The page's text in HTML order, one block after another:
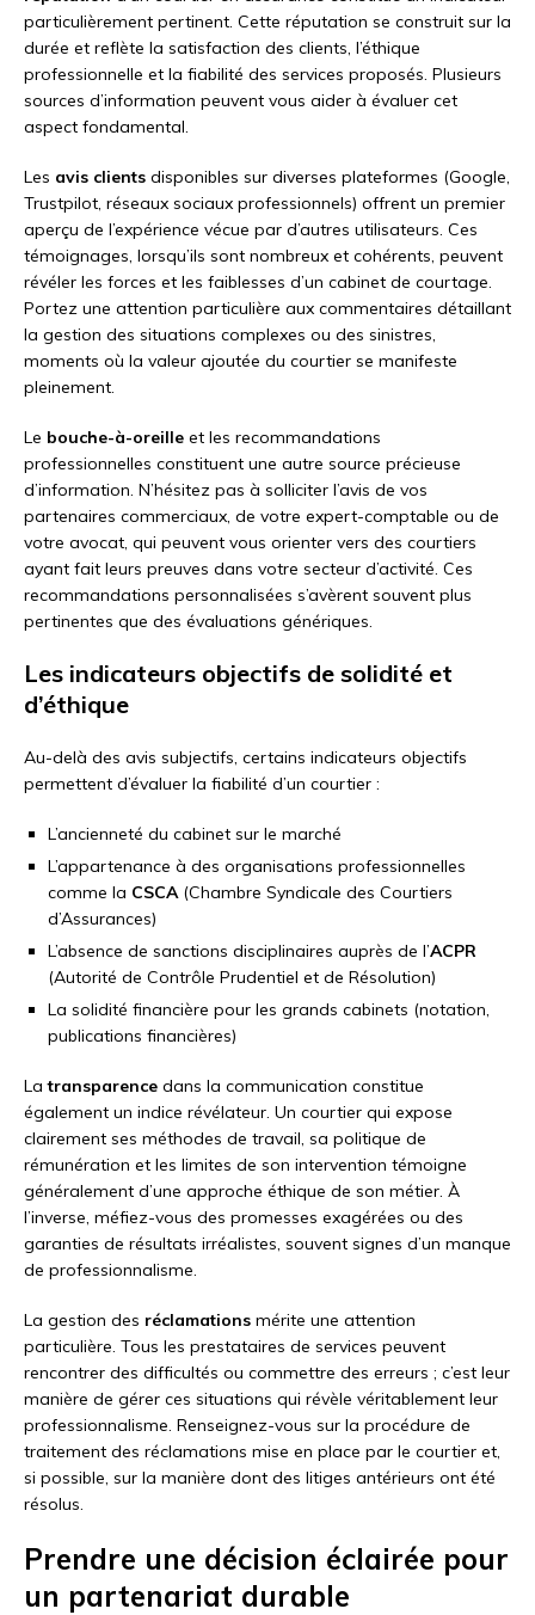
particulièrement pertinent. Cette réputation se construit sur la
durée et reflète la satisfaction des clients, l’éthique
professionnelle et la fiabilité des services proposés. Plusieurs
sources d’information peuvent vous aider à évaluer cet
aspect fondamental.
Les avis clients disponibles sur diverses plateformes (Google,
Trustpilot, réseaux sociaux professionnels) offrent un premier
aperçu de l’expérience vécue par d’autres utilisateurs. Ces
témoignages, lorsqu’ils sont nombreux et cohérents, peuvent
révéler les forces et les faiblesses d’un cabinet de courtage.
Portez une attention particulière aux commentaires détaillant
la gestion des situations complexes ou des sinistres,
moments où la valeur ajoutée du courtier se manifeste
pleinement.
Le bouche-à-oreille et les recommandations
professionnelles constituent une autre source précieuse
d’information. N’hésitez pas à solliciter l’avis de vos
partenaires commerciaux, de votre expert-comptable ou de
votre avocat, qui peuvent vous orienter vers des courtiers
ayant fait leurs preuves dans votre secteur d’activité. Ces
recommandations personnalisées s’avèrent souvent plus
pertinentes que des évaluations génériques.
Les indicateurs objectifs de solidité et
d’éthique
Au-delà des avis subjectifs, certains indicateurs objectifs
permettent d’évaluer la fiabilité d’un courtier :
L’ancienneté du cabinet sur le marché
L’appartenance à des organisations professionnelles
comme la CSCA(Chambre Syndicale des Courtiers
d’Assurances)
L’absence de sanctions disciplinaires auprès de l’ACPR
(Autorité de Contrôle Prudentiel et de Résolution)
La solidité financière pour les grands cabinets (notation,
publications financières)
Latransparence dans la communication constitue
également un indice révélateur. Un courtier qui expose
clairement ses méthodes de travail, sa politique de
rémunération et les limites de son intervention témoigne
généralement d’une approche éthique de son métier. À
l’inverse, méfiez-vous des promesses exagérées ou des
garanties de résultats irréalistes, souvent signes d’un manque
de professionnalisme.
La gestion des réclamations mérite une attention
particulière. Tous les prestataires de services peuvent
rencontrer des difficultés ou commettre des erreurs ; c’est leur
manière de gérer ces situations qui révèle véritablement leur
professionnalisme. Renseignez-vous sur la procédure de
traitement des réclamations mise en place par le courtier et,
si possible, sur la manière dont des litiges antérieurs ont été
résolus.
Prendre une décision éclairée pour
un partenariat durable